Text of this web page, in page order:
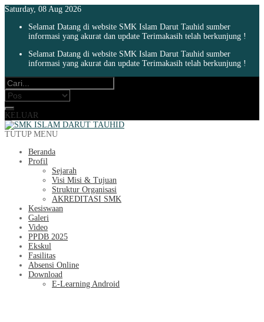
Saturday, 08 Aug 2026
Selamat Datang di website SMK Islam Darut Tauhid sumber
informasi yang akurat dan update Terimakasih telah berkunjung !
Selamat Datang di website SMK Islam Darut Tauhid sumber
informasi yang akurat dan update Terimakasih telah berkunjung !
KELUAR
TUTUP MENU
Beranda
Profil
Sejarah
Visi Misi & Tujuan
Struktur Organisasi
AKREDITASI SMK
Kesiswaan
Galeri
Video
PPDB 2025
Ekskul
Fasilitas
Absensi Online
Download
E-Learning Android